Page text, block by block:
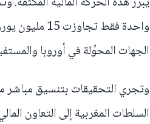
واحدة فقط
الجهات المحوِّلة في أوروبا
وتجري التحقيقات بتنسيق مباشر
السلطات المغربية إلى التعاون